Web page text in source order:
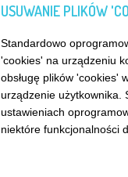
USUWANIE PLIKÓW
Standardowo
'cookies' na urządzeniu
obsługę plików 'cookies'
urządzenie użytkownika.
ustawieniach
niektóre funkcjonalności